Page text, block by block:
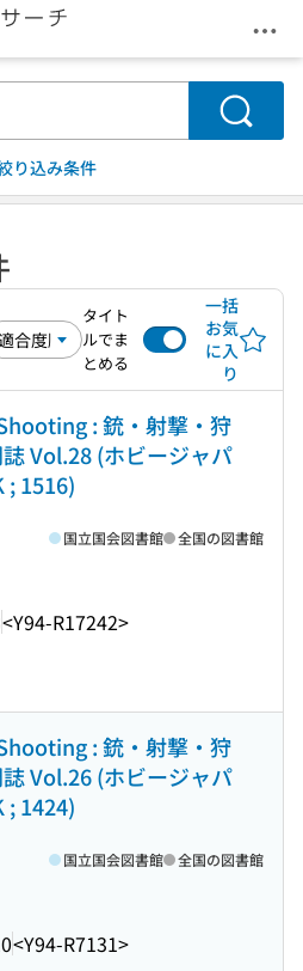
メ
検索
り込み条件
タイト
ルでま
とめる
一括
お気
に入
り
: 銃・射撃・狩
Vol.28 (ホビージャパ
; 1516)
<Y94-R17242>
国立国会図書館 全国の図書館
: 銃・射撃・狩
Vol.26 (ホビージャパ
; 1424)
<Y94-R7131>
国立国会図書館 全国の図書館